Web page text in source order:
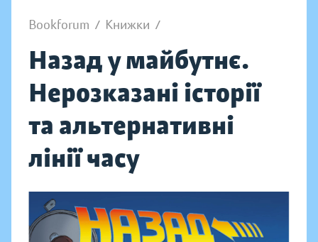
Bookforum / Книжки /
Назад у майбутнє.
Нерозказані історії
та альтернативні
лінії часу